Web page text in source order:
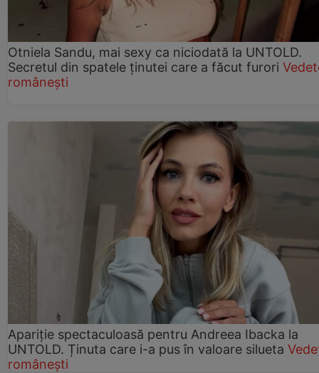
Otniela Sandu, mai sexy ca niciodată la UNTOLD.
Secretul din spatele ținutei care a făcut furori
românești
Apariție spectaculoasă pentru Andreea Ibacka la
UNTOLD. Ținuta care i-a pus în valoare silueta
românești